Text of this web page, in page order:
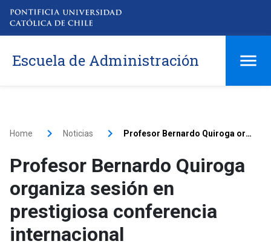
Escuela de Administración
Home Noticias Profesor Bernardo Quiroga organiza sesión en prestigiosa conferencia internacional
Profesor Bernardo Quiroga
organiza sesión en
prestigiosa conferencia
internacional